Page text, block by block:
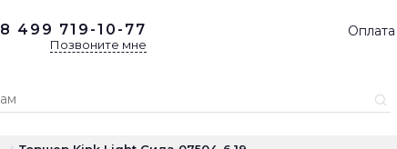
8 499 719-10-77
Позвоните мне
Оплата